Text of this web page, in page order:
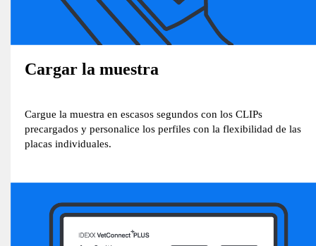
Cargar la muestra
Cargue la muestra en escasos segundos con los CLIPs
precargados y personalice los perfiles con la flexibilidad de las
placas individuales.